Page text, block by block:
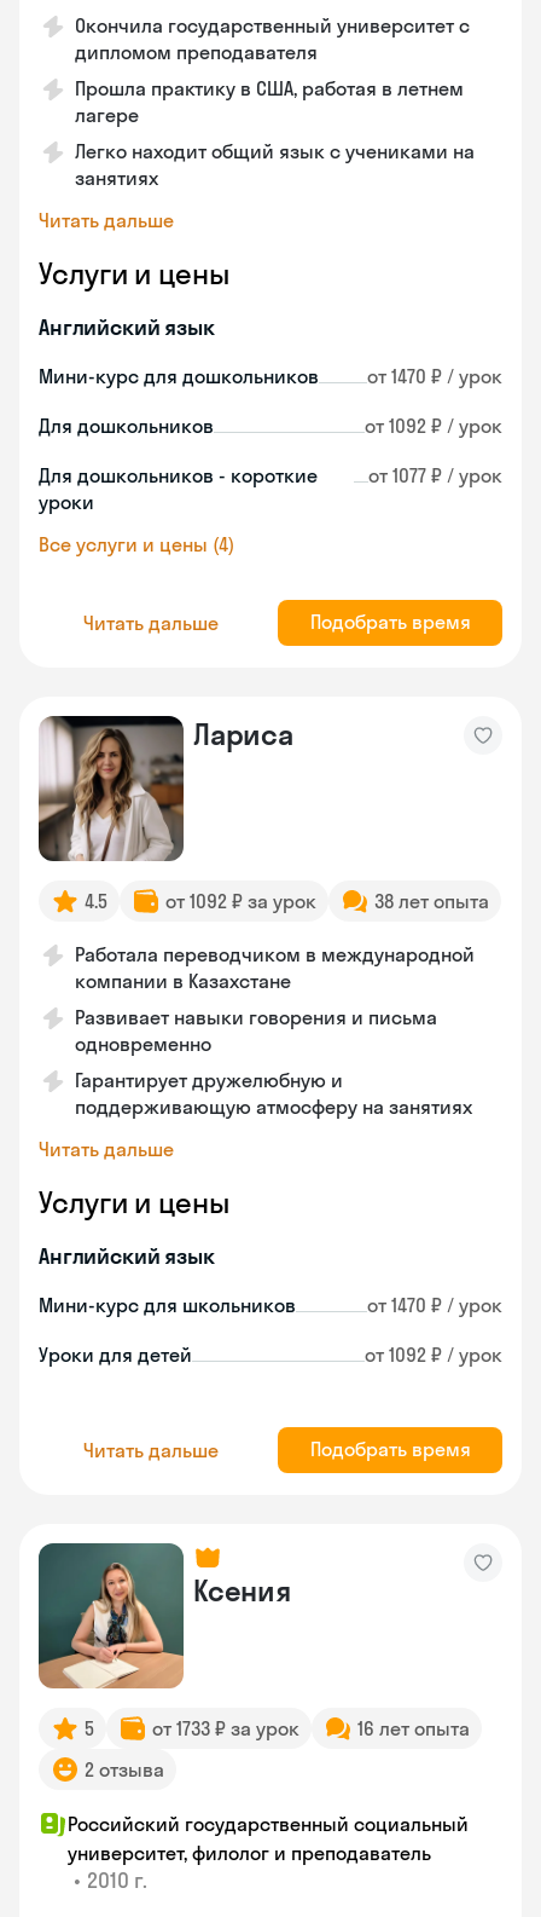
Окончила государственный университет с
дипломом преподавателя
Прошла практику в США, работая в летнем
лагере
Легко находит общий язык с учениками на
занятиях
Читать дальше
Услуги и цены
Английский язык
Мини-курс для дошкольников от 1470 ₽ / урок
Для дошкольников от 1092 ₽ / урок
Для дошкольников - короткие
уроки
от 1077 ₽ / урок
Все услуги и цены (4)
Читать дальше Подобрать время
Лариса
4.5 от 1092 ₽ за урок 38 лет опыта
Работала переводчиком в международной
компании в Казахстане
Развивает навыки говорения и письма
одновременно
Гарантирует дружелюбную и
поддерживающую атмосферу на занятиях
Читать дальше
Услуги и цены
Английский язык
Мини-курс для школьников от 1470 ₽ / урок
Уроки для детей от 1092 ₽ / урок
Читать дальше Подобрать время
Ксения
5 от 1733 ₽ за урок
16 лет опыта
2 отзыва
Российский государственный социальный
университет, филолог и преподаватель
• 2010 г.